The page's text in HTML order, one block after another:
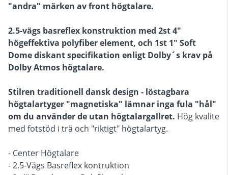
"andra" märken av front högtalare.
2.5-vägs basreflex konstruktion med 2st 4"
högeffektiva polyfiber element, och 1st 1" Soft
Dome diskant specifikation enligt Dolby´s krav på
Dolby Atmos högtalare.
Stilren traditionell dansk design - löstagbara
högtalartyger "magnetiska" lämnar inga fula "hål"
om du använder de utan högtalargallret. Hög kvalite
med fotstöd i trä och "riktigt" högtalartyg.
- Center Högtalare
- 2.5-Vägs Basreflex kontruktion